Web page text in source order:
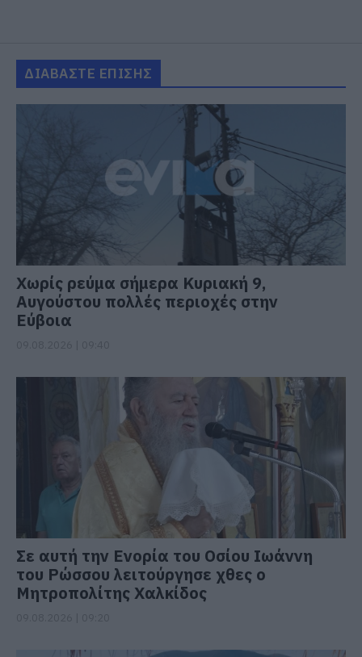
ΔΙΑΒΑΣΤΕ ΕΠΙΣΗΣ
Χωρίς ρεύμα σήμερα Κυριακή 9,
Αυγούστου πολλές περιοχές στην
Εύβοια
Σε αυτή την Ενορία του Οσίου Ιωάννη
του Ρώσσου λειτούργησε χθες ο
Μητροπολίτης Χαλκίδος